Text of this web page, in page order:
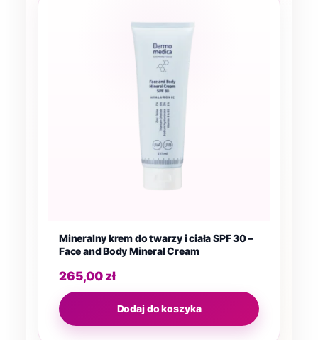
Mineralny krem do twarzy i ciała SPF 30 –
Face and Body Mineral Cream
265,00 zł
Dodaj do koszyka